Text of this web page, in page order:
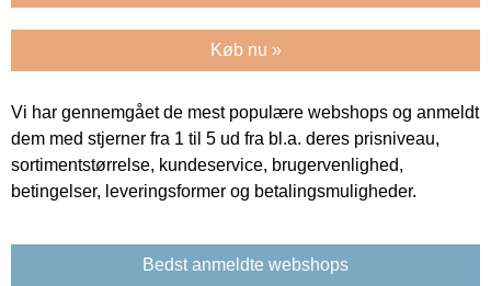
Køb nu »
Vi har gennemgået de mest populære webshops og anmeldt
dem med stjerner fra 1 til 5 ud fra bl.a. deres prisniveau,
sortimentstørrelse, kundeservice, brugervenlighed,
betingelser, leveringsformer og betalingsmuligheder.
Bedst anmeldte webshops